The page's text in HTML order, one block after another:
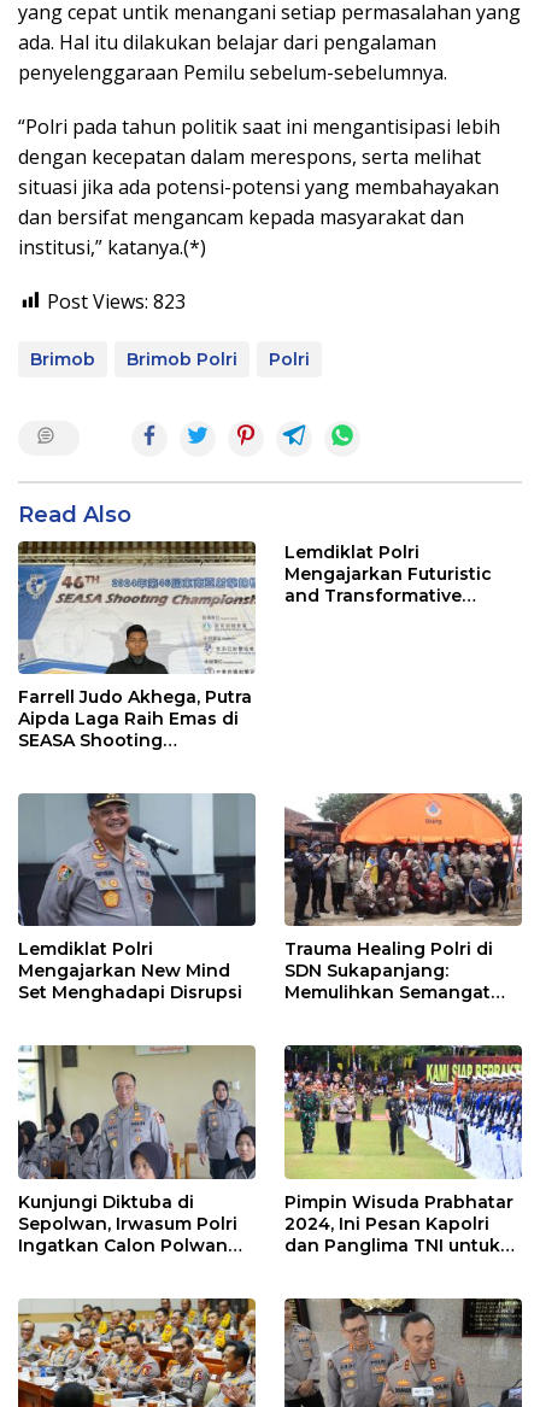
yang cepat untik menangani setiap permasalahan yang
ada. Hal itu dilakukan belajar dari pengalaman
penyelenggaraan Pemilu sebelum-sebelumnya.
“Polri pada tahun politik saat ini mengantisipasi lebih
dengan kecepatan dalam merespons, serta melihat
situasi jika ada potensi-potensi yang membahayakan
dan bersifat mengancam kepada masyarakat dan
institusi,” katanya.(*)
Post Views: 823
Brimob Brimob Polri Polri
Read Also
Farrell Judo Akhega, Putra
Aipda Laga Raih Emas di
SEASA Shooting
Lemdiklat Polri
Mengajarkan Futuristic
and Transformative
Lemdiklat Polri
Mengajarkan New Mind
Set Menghadapi Disrupsi
Trauma Healing Polri di
SDN Sukapanjang:
Memulihkan Semangat
Kunjungi Diktuba di
Sepolwan, Irwasum Polri
Ingatkan Calon Polwan
Pimpin Wisuda Prabhatar
2024, Ini Pesan Kapolri
dan Panglima TNI untuk